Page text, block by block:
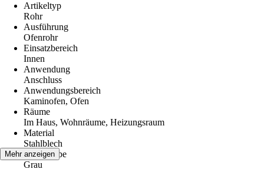
Artikeltyp
Rohr
Ausführung
Ofenrohr
Einsatzbereich
Innen
Anwendung
Anschluss
Anwendungsbereich
Kaminofen, Ofen
Räume
Im Haus, Wohnräume, Heizungsraum
Material
Stahlblech
Grundfarbe
Grau
Mehr anzeigen